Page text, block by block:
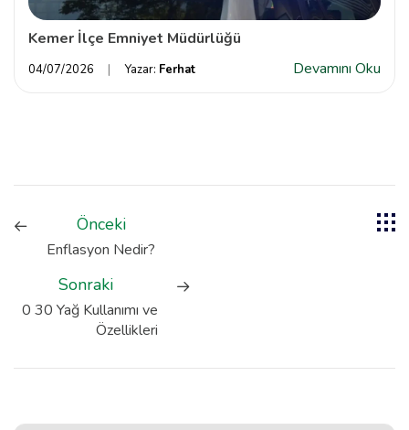
Kemer İlçe Emniyet Müdürlüğü
04/07/2026 Yazar: Ferhat Devamını Oku
Önceki
Enflasyon Nedir?
Sonraki
0 30 Yağ Kullanımı ve
Özellikleri